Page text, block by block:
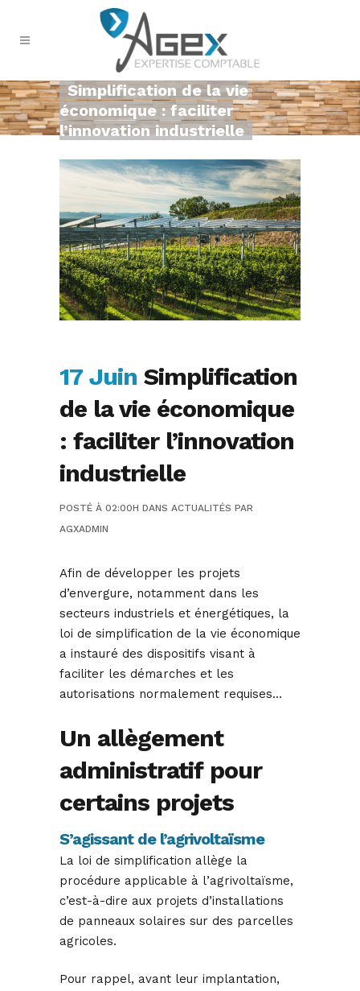
Simplification de la vie
économique : faciliter
l’innovation industrielle
17 Juin Simplification
de la vie économique
: faciliter l’innovation
industrielle
POSTÉ À 02:00H DANS ACTUALITÉS PAR
AGXADMIN
Afin de développer les projets
d’envergure, notamment dans les
secteurs industriels et énergétiques, la
loi de simplification de la vie économique
a instauré des dispositifs visant à
faciliter les démarches et les
autorisations normalement requises…
Un allègement
administratif pour
certains projets
S’agissant de l’agrivoltaïsme
La loi de simplification allège la
procédure applicable à l’agrivoltaïsme,
c’est-à-dire aux projets d’installations
de panneaux solaires sur des parcelles
agricoles.
Pour rappel, avant leur implantation,